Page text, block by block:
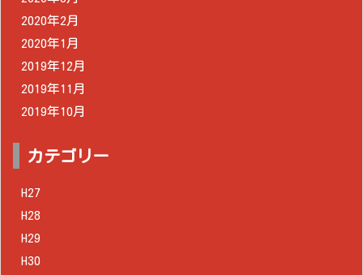
2020年2月
2020年1月
2019年12月
2019年11月
2019年10月
カテゴリー
H27
H28
H29
H30